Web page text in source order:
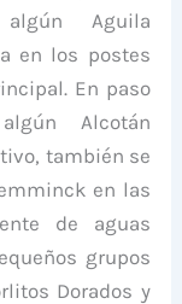
algún Aguila
en los postes
En paso
Alcotán
también se
en las
de aguas
grupos
Dorados y